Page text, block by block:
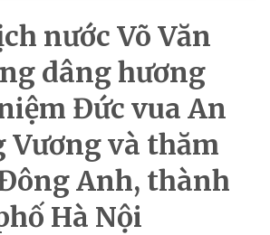
nước Võ Văn
dâng hương
Đức vua An
Vương và thăm
Anh, thành
Hà Nội